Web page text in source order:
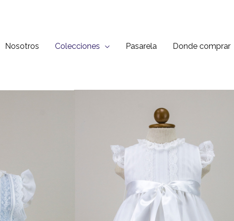
Nosotros Colecciones Pasarela Donde comprar